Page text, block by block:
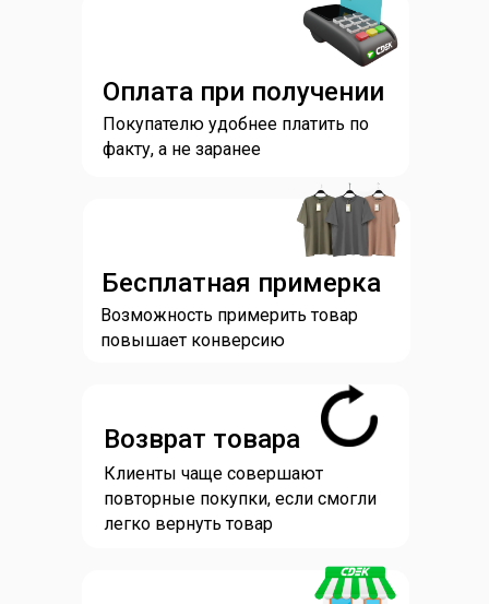
Возврат товара
Бесплатная примерка
Возможность примерить товар
повышает конверсию
Клиенты чаще совершают
повторные покупки, если смогли
легко вернуть товар
Оплата при получении
Покупателю удобнее платить по
факту, а не заранее